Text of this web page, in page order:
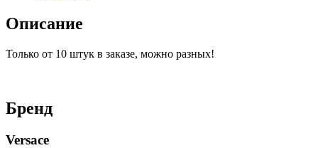
Описание
Только от 10 штук в заказе, можно разных!
Бренд
Versace